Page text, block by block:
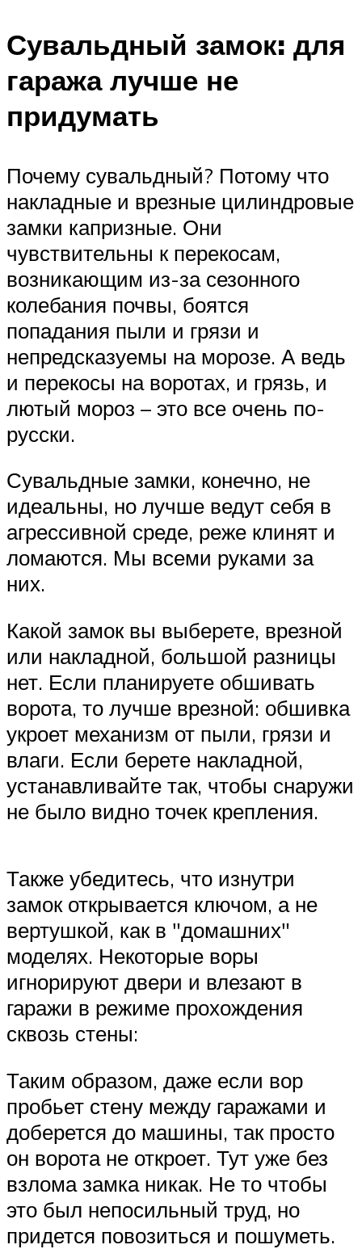
Сувальдный замок: для
гаража лучше не
придумать
Почему сувальдный? Потому что
накладные и врезные цилиндровые
замки капризные. Они
чувствительны к перекосам,
возникающим из-за сезонного
колебания почвы, боятся
попадания пыли и грязи и
непредсказуемы на морозе. А ведь
и перекосы на воротах, и грязь, и
лютый мороз – это все очень по-
русски.
Сувальдные замки, конечно, не
идеальны, но лучше ведут себя в
агрессивной среде, реже клинят и
ломаются. Мы всеми руками за
них.
Какой замок вы выберете, врезной
или накладной, большой разницы
нет. Если планируете обшивать
ворота, то лучше врезной: обшивка
укроет механизм от пыли, грязи и
влаги. Если берете накладной,
устанавливайте так, чтобы снаружи
не было видно точек крепления.
Также убедитесь, что изнутри
замок открывается ключом, а не
вертушкой, как в домашних
моделях. Некоторые воры
игнорируют двери и влезают в
гаражи в режиме прохождения
сквозь стены:
Таким образом, даже если вор
пробьет стену между гаражами и
доберется до машины, так просто
он ворота не откроет. Тут уже без
взлома замка никак. Не то чтобы
это был непосильный труд, но
придется повозиться и пошуметь.